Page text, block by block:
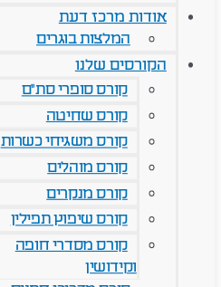
אודות מרכז דעת
המלצות בוגרים
הקורסים שלנו
קורס סופרי סת"ם
קורס שחיטה
קורס משגיחי כשרות
קורס מוהלים
קורס מנקרים
קורס שיפוץ תפילין
קורס מסדרי חופה
וקידושין